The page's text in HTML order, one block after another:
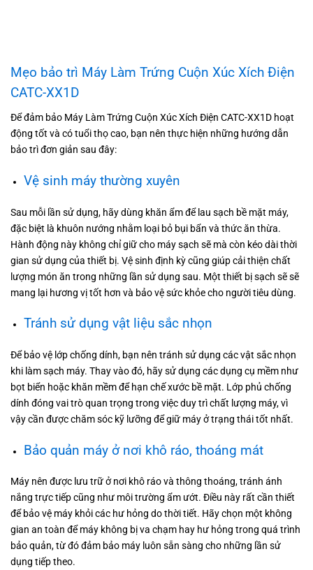
Mẹo bảo trì Máy Làm Trứng Cuộn Xúc Xích Điện
CATC-XX1D
Để đảm bảo Máy Làm Trứng Cuộn Xúc Xích Điện CATC-XX1D hoạt
động tốt và có tuổi thọ cao, bạn nên thực hiện những hướng dẫn
bảo trì đơn giản sau đây:
Vệ sinh máy thường xuyên
Sau mỗi lần sử dụng, hãy dùng khăn ẩm để lau sạch bề mặt máy,
đặc biệt là khuôn nướng nhằm loại bỏ bụi bẩn và thức ăn thừa.
Hành động này không chỉ giữ cho máy sạch sẽ mà còn kéo dài thời
gian sử dụng của thiết bị. Vệ sinh định kỳ cũng giúp cải thiện chất
lượng món ăn trong những lần sử dụng sau. Một thiết bị sạch sẽ sẽ
mang lại hương vị tốt hơn và bảo vệ sức khỏe cho người tiêu dùng.
Tránh sử dụng vật liệu sắc nhọn
Để bảo vệ lớp chống dính, bạn nên tránh sử dụng các vật sắc nhọn
khi làm sạch máy. Thay vào đó, hãy sử dụng các dụng cụ mềm như
bọt biển hoặc khăn mềm để hạn chế xước bề mặt. Lớp phủ chống
dính đóng vai trò quan trọng trong việc duy trì chất lượng máy, vì
vậy cần được chăm sóc kỹ lưỡng để giữ máy ở trạng thái tốt nhất.
Bảo quản máy ở nơi khô ráo, thoáng mát
Máy nên được lưu trữ ở nơi khô ráo và thông thoáng, tránh ánh
nắng trực tiếp cũng như môi trường ẩm ướt. Điều này rất cần thiết
để bảo vệ máy khỏi các hư hỏng do thời tiết. Hãy chọn một không
gian an toàn để máy không bị va chạm hay hư hỏng trong quá trình
bảo quản, từ đó đảm bảo máy luôn sẵn sàng cho những lần sử
dụng tiếp theo.